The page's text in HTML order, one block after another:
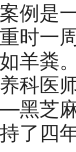
例是
时一
羊粪
科医
芝麻
了四年